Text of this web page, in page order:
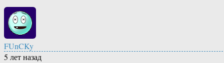
FUnCKy
5 лет назад